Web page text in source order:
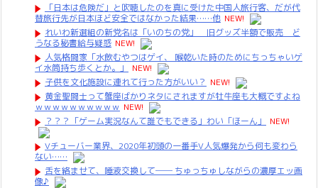
「日本は危険だ」と吹聴したのを真に受けた中国人旅行客、だが代
替旅行先が日本ほど安全ではなかった結果……他 NEW!
れいわ新選組の新党名は「いのちの党」 旧グッズ半額で販売 ど
うなる秘書給与疑惑 NEW!
人気格闘家「水飲むやつはゲイ、 喉乾いた時のためにちっちゃいゲ
イ水筒持ち歩くとか。」
NEW!
子供を文化施設に連れて行った方がいい？ NEW!
黄金聖闘士って蟹座ばかりネタにされますが牡牛座も大概ですよね
ｗｗｗｗｗｗｗｗｗｗ NEW!
？？？「ゲーム実況なんて誰でもできる」わい「ほーん」
NEW!
Vチューバー業界、2020年初頭の一番手V人気爆発から何も変わら
ない……
舌を絡ませて、唾液交換して── ちゅっちゅしながらの濃厚エッ画
像♪